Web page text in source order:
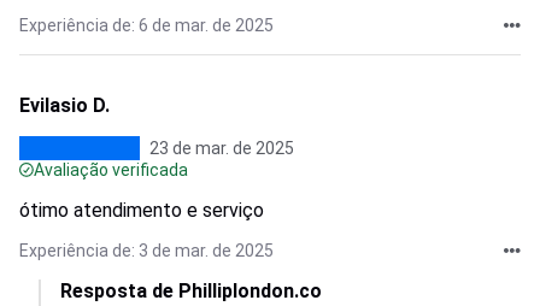
Experiência de: 6 de mar. de 2025
Evilasio D.
23 de mar. de 2025
Avaliação verificada
ótimo atendimento e serviço
Experiência de: 3 de mar. de 2025
Resposta de Philliplondon.co